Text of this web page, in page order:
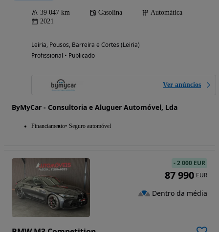
39 047 km Gasolina
Automática
2021
Leiria, Pousos, Barreira e Cortes (Leiria)
Profissional • Publicado
Ver anúncios
ByMyCar - Consultoria e Aluguer Automóvel, Lda
Financiamento Seguro automóvel
-2 000 EUR
87 990 EUR
Dentro da média